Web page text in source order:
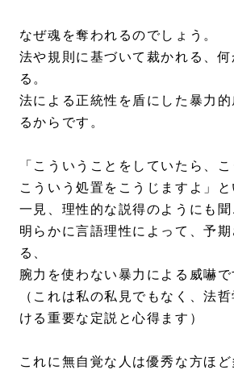
なぜ魂を奪われるのでしょう。
法や規則に基づいて裁かれる、
る。
法による正統性を盾にした暴力
るからです。
「こういうことをしていたら、こ
こういう処置をこうじますよ」と
一見、理性的な説得のようにも聞
明らかに言語理性によって、予
る、
腕力を使わない暴力による威嚇で
（これは私の私見でもなく、法
ける重要な定説と心得ます）
これに無自覚な人は優秀な方ほど